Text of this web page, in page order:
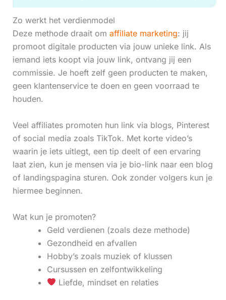
Zo werkt het verdienmodel
Deze methode draait om affiliate marketing: jij
promoot digitale producten via jouw unieke link. Als
iemand iets koopt via jouw link, ontvang jij een
commissie. Je hoeft zelf geen producten te maken,
geen klantenservice te doen en geen voorraad te
houden.
Veel affiliates promoten hun link via blogs, Pinterest
of social media zoals TikTok. Met korte video’s
waarin je iets uitlegt, een tip deelt of een ervaring
laat zien, kun je mensen via je bio-link naar een blog
of landingspagina sturen. Ook zonder volgers kun je
hiermee beginnen.
Wat kun je promoten?
Geld verdienen (zoals deze methode)
Gezondheid en afvallen
Hobby’s zoals muziek of klussen
Cursussen en zelfontwikkeling
Liefde, mindset en relaties